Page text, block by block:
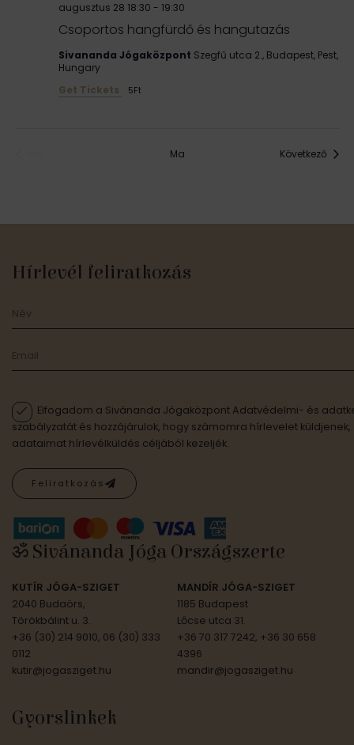
Csoportos hangfürdő és hangutazás
augusztus 28 18:30 - 19:30
Sivananda Jógaközpont Szegfű utca 2., Budapest, Pest,
Hungary
Get Tickets
5Ft
Ma Következő
Hírlevél feliratkozás
Elfogadom a Sivánanda Jógaközpont Adatvédelmi- és
szabályzatát és hozzájárulok, hogy számomra hírlevelet küldjenek,
adataimat hírlevélküldés céljából kezeljék.
Feliratkozás
ॐ Sivánanda Jóga Országszerte
KUTÍR JÓGA-SZIGET
2040 Budaörs,
Törökbálint u. 3.
+36 (30) 214 9010, 06 (30) 333
0112
kutir@jogasziget.hu
MANDÍR JÓGA-SZIGET
1185 Budapest
Lőcse utca 31.
+36 70 317 7242, +36 30 658
4396
mandir@jogasziget.hu
Gyorslinkek